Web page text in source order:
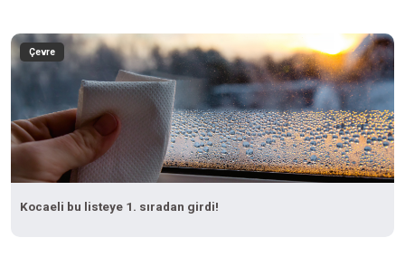
Çevre
Kocaeli bu listeye 1. sıradan girdi!